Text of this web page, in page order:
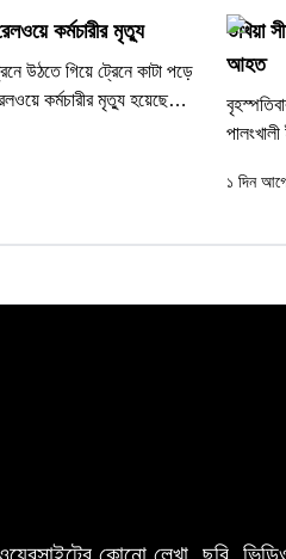
কর্মচারীর মৃত্যু
উঠতে গিয়ে ট্রেনে কাটা পড়ে
কর্মচারীর মৃত্যু হয়েছে।
উখিয়া
আহত
১ দিন